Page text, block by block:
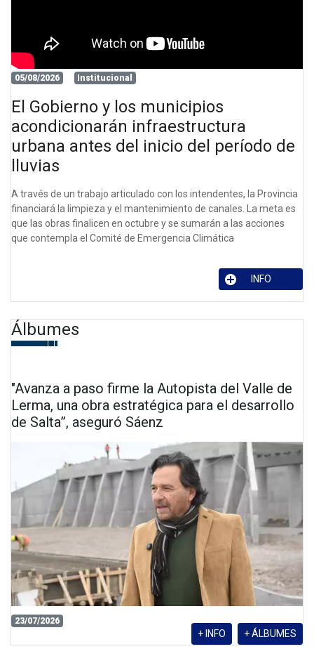
05/08/2026 Institucional
El Gobierno y los municipios
acondicionarán infraestructura
urbana antes del inicio del período de
lluvias
A través de un trabajo articulado con los intendentes, la Provincia
financiará la limpieza y el mantenimiento de canales. La meta es
que las obras finalicen en octubre y se sumarán a las acciones
que contempla el Comité de Emergencia Climática
INFO
Álbumes
"Avanza a paso firme la Autopista del Valle de
Lerma, una obra estratégica para el desarrollo
de Salta”, aseguró Sáenz
23/07/2026
+ ÁLBUMES
+ INFO